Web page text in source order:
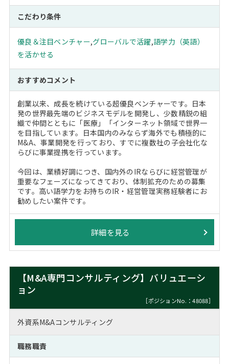
こだわり条件
優良＆注目ベンチャー,グローバルで活躍,語学力（英語）
を活かせる
おすすめコメント
創業以来、成長を続けている超優良ベンチャーです。日本
発の世界最先端のビジネスモデルを開発し、少数精鋭の組
織で仲間とともに「医療」「インターネット領域で世界一
を目指しています。日本国内のみならず海外でも積極的に
M&A、事業開発を行っており、すでに複数社の子会社化な
らびに事業提携を行っています。
今回は、業績好調につき、国内外のIRならびに経営管理が
重要なフェーズになってきており、体制拡充のための募集
です。高い語学力をお持ちのIR・経営管理実務経験者にお
勧めしたい案件です。
詳細を見る
【M&A専門コンサルティング】バリュエーシ
ョン
［ポジションNo.：48088］
外資系M&Aコンサルティング
職務職責